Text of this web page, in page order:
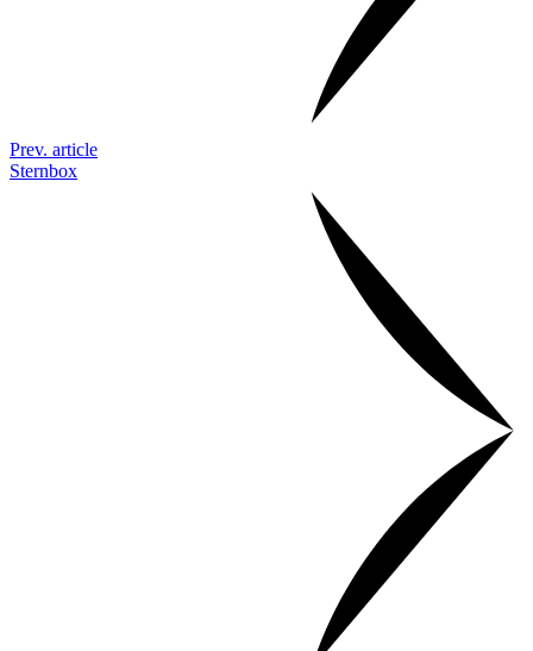
Prev. article
Sternbox